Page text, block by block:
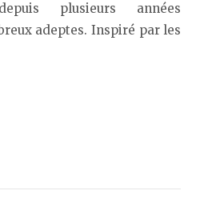
plusieurs années
adeptes. Inspiré par les